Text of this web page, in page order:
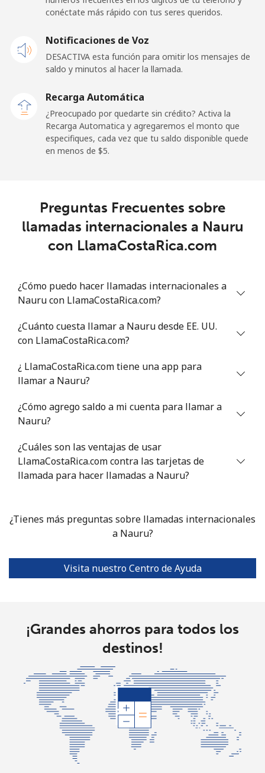
⁦48.9¢⁩ 10 min por ⁦$5⁩
New Zealand
Celular ⁦6.9¢⁩
Nicaragua
Niger
Celular ⁦47.9¢⁩ 10 min por ⁦$5⁩
Celular ⁦16.5¢⁩ ⁦35¢⁩
Niue
All
country
⁦205.9¢⁩
Norfolk Island
All
⁦200.9¢⁩ 2 min por ⁦$5⁩ -
North Korea
Norway
⁦1.5¢⁩
Celular ⁦1.6¢⁩ 312 min por ⁦$5⁩
conéctate más rápido con tus seres queridos.
Notificaciones de Voz
DESACTIVA esta función para omitir los mensajes de
saldo y minutos al hacer la llamada.
Recarga Automática
¿Preocupado por quedarte sin crédito? Activa la
Recarga Automatica y agregaremos el monto que
especifiques, cada vez que tu saldo disponible quede
en menos de ⁦$5⁩.
Preguntas Frecuentes sobre
llamadas internacionales a Nauru
con LlamaCostaRica.com
¿Cómo puedo hacer llamadas internacionales a
Nauru con LlamaCostaRica.com?
¿Cuánto cuesta llamar a Nauru desde EE. UU.
con LlamaCostaRica.com?
¿ LlamaCostaRica.com tiene una app para
llamar a Nauru?
¿Cómo agrego saldo a mi cuenta para llamar a
Nauru?
¿Cuáles son las ventajas de usar
LlamaCostaRica.com contra las tarjetas de
llamada para hacer llamadas a Nauru?
¿Tienes más preguntas sobre llamadas internacionales
a Nauru?
Visita nuestro Centro de Ayuda
¡Grandes ahorros para todos los
destinos!